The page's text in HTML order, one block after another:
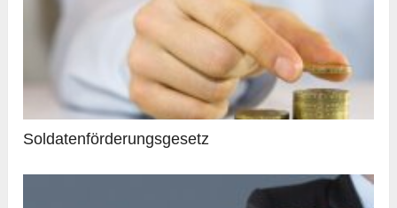
Soldatenförderungsgesetz